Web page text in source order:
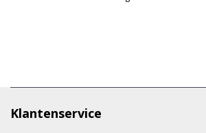
Klantenservice